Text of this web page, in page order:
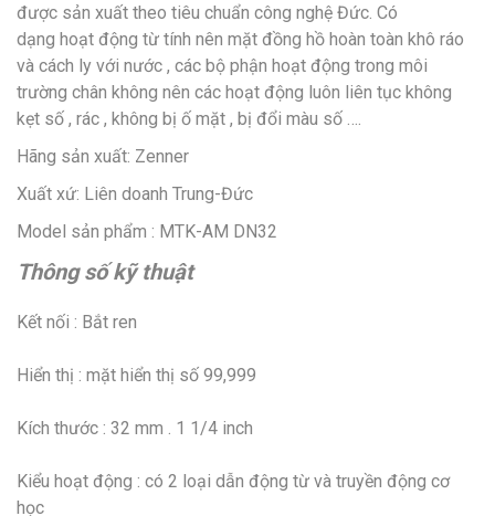
được sản xuất theo tiêu chuẩn công nghệ Đức. Có
dạng hoạt động từ tính nên mặt đồng hồ hoàn toàn khô ráo
và cách ly với nước , các bộ phận hoạt động trong môi
trường chân không nên các hoạt động luôn liên tục không
kẹt số , rác , không bị ố mặt , bị đổi màu số ….
Hãng sản xuất: Zenner
Xuất xứ: Liên doanh Trung-Đức
Model sản phẩm : MTK-AM DN32
Thông số kỹ thuật
Kết nối : Bắt ren
Hiển thị : mặt hiển thị số 99,999
Kích thước : 32 mm . 1 1/4 inch
Kiểu hoạt động : có 2 loại dẫn động từ và truyền động cơ
học